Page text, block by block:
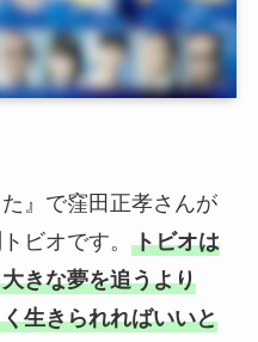
』で窪田正孝さんが
ビオです。 トビオは
きな夢を追うより
生きられればいいと